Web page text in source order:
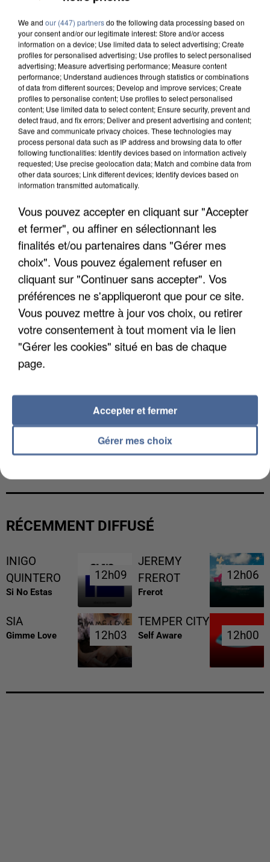
UN SECOND CADRE DE LA DZ MAFIA
INTERPELLÉ EN ALGÉRIE
UNE TOURISTE DE L’OISE EMPORTÉE PAR UNE
RÉCEMMENT DIFFUSÉ
INIGO
QUINTERO
Si No Estas
12h09
12h09
JEREMY
FREROT
Frerot
12h06
12h06
SIA
Gimme Love 12h03
12h03
TEMPER CITY
Self Aware 12h00
12h00
We and our (447) partnersdo the following data processing based on
your consent and/or our legitimate interest: Store and/or access
information on a device; Use limited data to select advertising; Create
profiles for personalised advertising; Use profiles to select personalised
advertising; Measure advertising performance; Measure content
performance; Understand audiences through statistics or combinations
of data from different sources; Develop and improve services; Create
profiles to personalise content; Use profiles to select personalised
content; Use limited data to select content; Ensure security, prevent and
detect fraud, and fix errors; Deliver and present advertising and content;
Save and communicate privacy choices. These technologies may
process personal data such as IP address and browsing data to offer
following functionalities: Identify devices based on information actively
requested; Use precise geolocation data; Match and combine data from
other data sources; Link different devices; Identify devices based on
information transmitted automatically.
Vous pouvez accepter en cliquant sur "Accepter
et fermer", ou affiner en sélectionnant les
finalités et/ou partenaires dans "Gérer mes
choix". Vous pouvez également refuser en
cliquant sur "Continuer sans accepter". Vos
préférences ne s'appliqueront que pour ce site.
Vous pouvez mettre à jour vos choix, ou retirer
votre consentement à tout moment via le lien
"Gérer les cookies" situé en bas de chaque
page.
Gérer mes choix
Accepter et fermer